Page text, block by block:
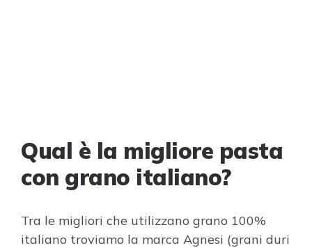
Qual è la migliore pasta
con grano italiano?
Tra le migliori che utilizzano grano 100%
italiano troviamo la marca Agnesi (grani duri